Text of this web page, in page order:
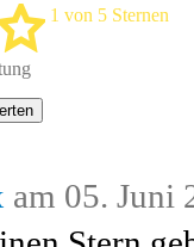
1 von 5 Sternen
am 05. Juni